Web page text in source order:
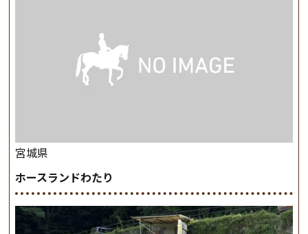
宮城県
ホースランドわたり